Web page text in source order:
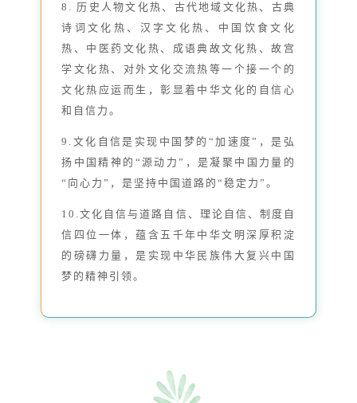
8. 历史人物文化热、古代地域文化热、古典
诗词文化热、汉字文化热、中国饮食文化
热、中医药文化热、成语典故文化热、故宫
学文化热、对外文化交流热等一个接一个的
文化热应运而生，彰显着中华文化的自信心
和自信力。
9.文化自信是实现中国梦的“加速度”，是弘
扬中国精神的“源动力”，是凝聚中国力量的
“向心力”，是坚持中国道路的“稳定力”。
10.文化自信与道路自信、理论自信、制度自
信四位一体，蕴含五千年中华文明深厚积淀
的磅礴力量，是实现中华民族伟大复兴中国
梦的精神引领。